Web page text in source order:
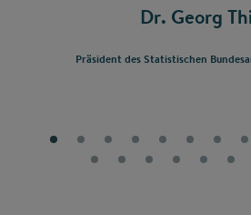
Dr. Georg
Präsident des Statistischen